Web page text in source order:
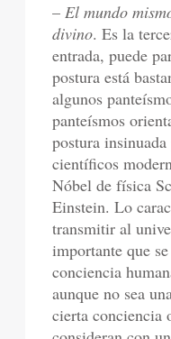
–El mundo
divino. Es la
entrada, puede
postura está
algunos
panteísmos
postura
científicos
Nóbel de física
Einstein. Lo
transmitir al
importante que
conciencia
aunque no sea
cierta conciencia